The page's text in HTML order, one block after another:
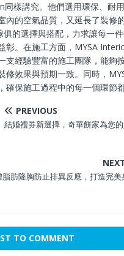
樣講究。他們選用環保、耐
內的空氣品質，又延長了裝修
俱的選擇與搭配，力求讓每一
彰。在施工方面，MYSA
支經驗豐富的施工團隊，能夠
修效果與預期一致。同時，
確保施工過程中的每一個環節
PREVIOUS
結婚禮券新選擇，奇華餅家為您
脂肪隆胸防止排異反應，打造完美
TO COMMENT